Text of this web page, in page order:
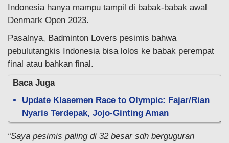
Indonesia hanya mampu tampil di babak-babak awal
Denmark Open 2023.
Pasalnya, Badminton Lovers pesimis bahwa
pebulutangkis Indonesia bisa lolos ke babak perempat
final atau bahkan final.
Baca Juga
Update Klasemen Race to Olympic: Fajar/Rian
Nyaris Terdepak, Jojo-Ginting Aman
“Saya pesimis paling di 32 besar sdh berguguran